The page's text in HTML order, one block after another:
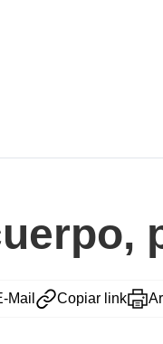
Mail Copiar link